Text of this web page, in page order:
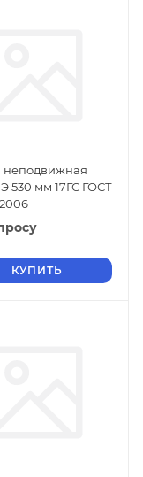
530 мм 17ГС ГОСТ
КУПИТЬ